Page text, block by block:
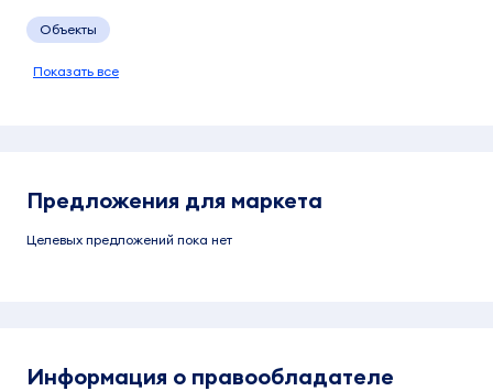
Объекты
Показать все
Предложения для маркета
Целевых предложений пока нет
Информация о правообладателе